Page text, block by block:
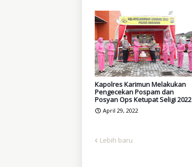
Kapolres Karimun Melakukan
Pengecekan Pospam dan
Posyan Ops Ketupat Seligi 2022
April 29, 2022
Lebih baru